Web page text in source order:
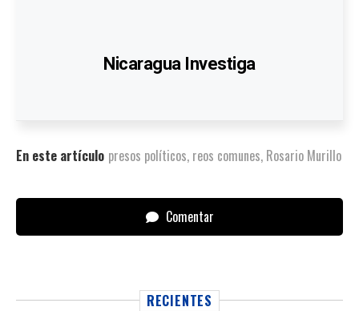
Nicaragua Investiga
En este artículo presos políticos, reos comunes, Rosario Murillo
Comentar
RECIENTES